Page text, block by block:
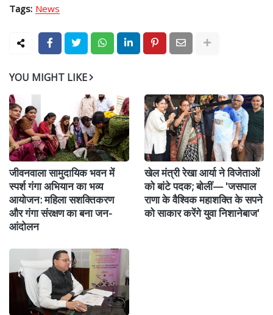
Tags: News
YOU MIGHT LIKE
जीवनवाला सामुदायिक भवन में
स्पर्श गंगा अभियान का भव्य
आयोजन: महिला सशक्तिकरण
और गंगा संरक्षण का बना जन-
आंदोलन
खेल मंत्री रेखा आर्या ने विजेताओं
को बांटे पदक; बोलीं— 'जसपाल
राणा के वैश्विक महाशक्ति के सपने
को साकार करेंगे युवा निशानेबाज'